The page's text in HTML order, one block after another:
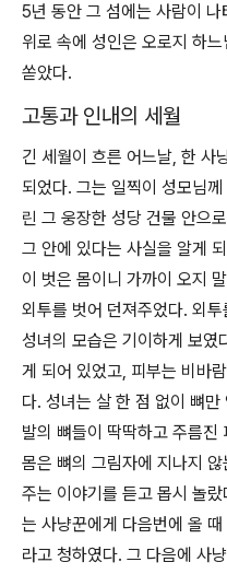
5년 동안 그 섬에는 사람이
위로 속에 성인은 오로지 하
쏟았다.
고통과 인내의 세월
긴 세월이 흐른 어느날, 한 사
되었다. 그는 일찍이 성모님
린 그 웅장한 성당 건물 안으
그 안에 있다는 사실을 알게
이 벗은 몸이니 가까이 오지
외투를 벗어 던져주었다. 외
성녀의 모습은 기이하게 보였
게 되어 있었고, 피부는 비바
다. 성녀는 살 한 점 없이 뼈
발의 뼈들이 딱딱하고 주름진
몸은 뼈의 그림자에 지나지
주는 이야기를 듣고 몹시 놀
는 사냥꾼에게 다음번에 올
라고 청하였다. 그 다음에 사